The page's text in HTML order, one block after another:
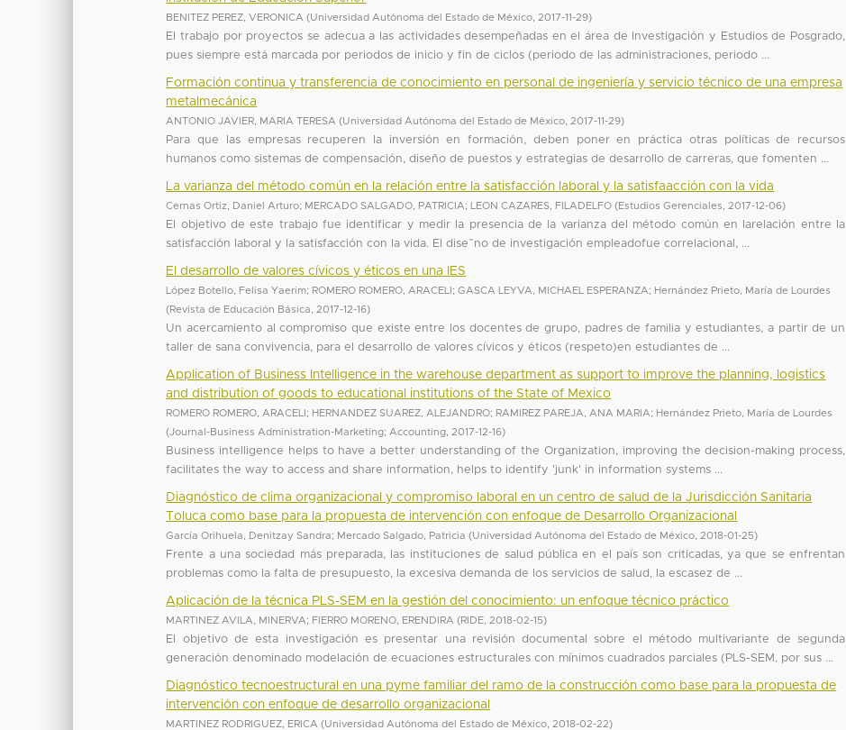
BENITEZ PEREZ, VERONICA (Universidad Autónoma del Estado de México 2017-11-29)
El trabajo por proyectos se adecua a las actividades desempeñadas en el área de Investigación y Estudios de Posgrado,
pues siempre está marcada por periodos de inicio y fin de ciclos (periodo de las administraciones, periodo ...
Formación continua y transferencia de conocimiento en personal de ingeniería y servicio técnico de una empresa
metalmecánica
ANTONIO JAVIER, MARIA TERESA (Universidad Autónoma del Estado de México 2017-11-29)
Para que las empresas recuperen la inversión en formación, deben poner en práctica otras políticas de recursos
humanos como sistemas de compensación, diseño de puestos y estrategias de desarrollo de carreras, que fomenten ...
La varianza del método común en la relación entre la satisfacción laboral y la satisfaacción con la vida
Cernas Ortiz, Daniel Arturo; MERCADO SALGADO, PATRICIA; LEON CAZARES, FILADELFO (Estudios Gerenciales 2017-12-06)
El objetivo de este trabajo fue identificar y medir la presencia de la varianza del método común en larelación entre la
satisfacción laboral y la satisfacción con la vida. El dise˜no de investigación empleadofue correlacional, ...
El desarrollo de valores cívicos y éticos en una IES
López Botello, Felisa Yaerim; ROMERO ROMERO, ARACELI ;GASCA LEYVA, MICHAEL ESPERANZA; Hernández Prieto, María de Lourdes
(Revista de Educación Básica 2017-12-16)
Un acercamiento al compromiso que existe entre los docentes de grupo, padres de familia y estudiantes, a partir de un
taller de sana convivencia, para el desarrollo de valores cívicos y éticos (respeto)en estudiantes de ...
Application of Business Intelligence in the warehouse department as support to improve the planning, logistics
and distribution of goods to educational institutions of the State of Mexico
ROMERO ROMERO, ARACELI ; HERNANDEZ SUAREZ, ALEJANDRO; RAMIREZ PAREJA, ANA MARIA; Hernández Prieto, María de Lourdes
(Journal-Business Administration-Marketing; Accounting 2017-12-16)
Business intelligence helps to have a better understanding of the Organization, improving the decision-making process,
facilitates the way to access and share information, helps to identify 'junk' in information systems ...
Diagnóstico de clima organizacional y compromiso laboral en un centro de salud de la Jurisdicción Sanitaria
Toluca como base para la propuesta de intervención con enfoque de Desarrollo Organizacional
García Orihuela, Denitzay Sandra; Mercado Salgado, Patricia (Universidad Autónoma del Estado de México 2018-01-25)
Frente a una sociedad más preparada, las instituciones de salud pública en el país son criticadas, ya que se enfrentan
problemas como la falta de presupuesto, la excesiva demanda de los servicios de salud, la escasez de ...
Aplicación de la técnica PLS-SEM en la gestión del conocimiento: un enfoque técnico práctico
MARTINEZ AVILA, MINERVA; FIERRO MORENO, ERENDIRA (RIDE 2018-02-15)
El objetivo de esta investigación es presentar una revisión documental sobre el método multivariante de segunda
generación denominado modelación de ecuaciones estructurales con mínimos cuadrados parciales (PLS-SEM, por sus ...
Diagnóstico tecnoestructural en una pyme familiar del ramo de la construcción como base para la propuesta de
intervención con enfoque de desarrollo organizacional
MARTINEZ RODRIGUEZ, ERICA (Universidad Autónoma del Estado de México 2018-02-22)